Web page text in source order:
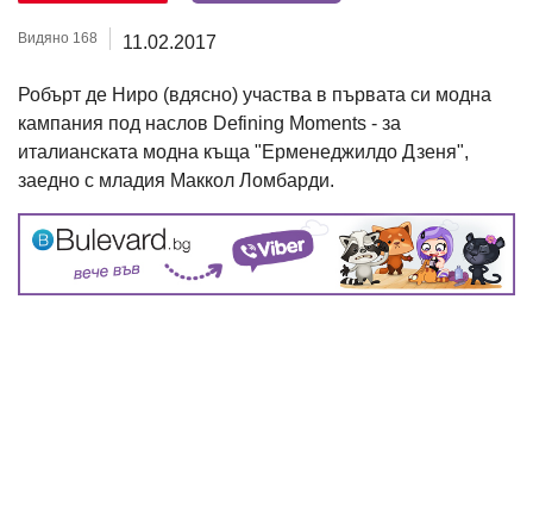
Видяно 168 11.02.2017
Робърт де Ниро (вдясно) участва в първата си модна
кампания под наслов Defining Moments - за
италианската модна къща "Ерменеджилдо Дзеня",
заедно с младия Маккол Ломбарди.